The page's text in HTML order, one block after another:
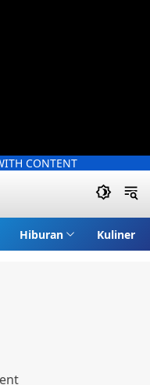
CONTENT
Hiburan Kuliner